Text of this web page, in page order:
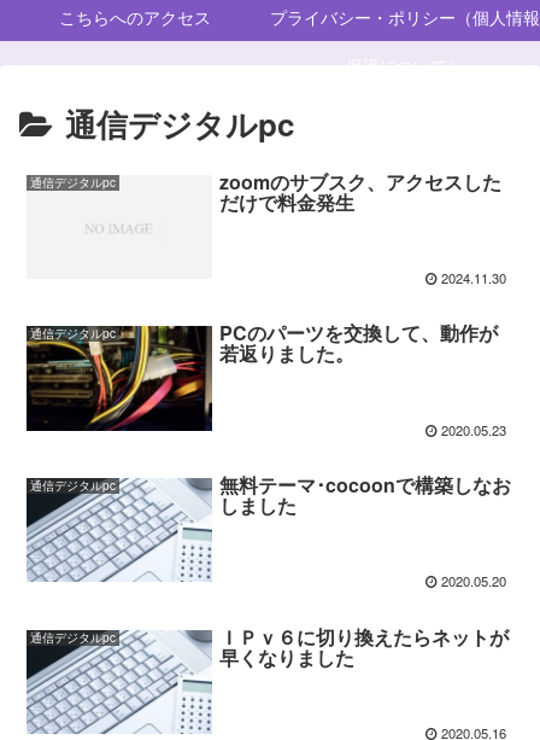
こちらへのアクセス
プライバシー・ポリシー（個人情報
保護について）
通信デジタルpc
通信デジタルpc zoomのサブスク、アクセスした
だけで料金発生
2024.11.30
通信デジタルpc PCのパーツを交換して、動作が
若返りました。
2020.05.23
通信デジタルpc 無料テーマ･cocoonで構築しなお
しました
2020.05.20
通信デジタルpc ＩＰｖ６に切り換えたらネットが
早くなりました
2020.05.16